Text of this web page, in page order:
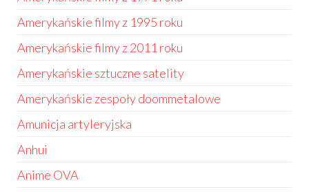
Amerykańskie filmy z 1995 roku
Amerykańskie filmy z 2011 roku
Amerykańskie sztuczne satelity
Amerykańskie zespoły doommetalowe
Amunicja artyleryjska
Anhui
Anime OVA